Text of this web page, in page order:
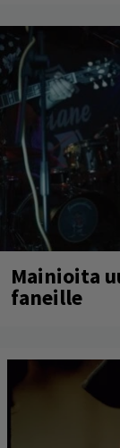
Mainioita
faneille